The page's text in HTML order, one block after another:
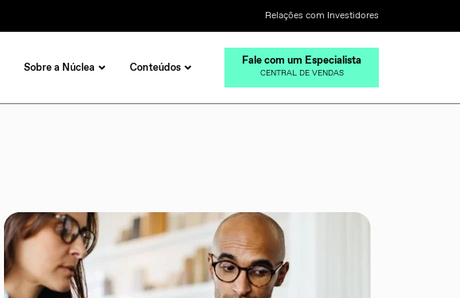
Relações com Investidores
Sobre a Núclea Conteúdos Fale com um Especialista
CENTRAL DE VENDAS